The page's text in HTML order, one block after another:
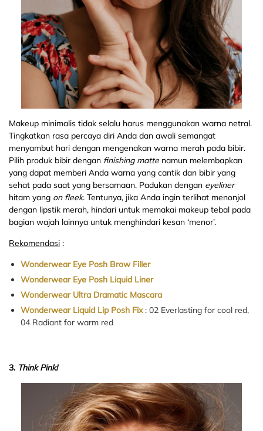
Makeup minimalis tidak selalu harus menggunakan warna netral.
Tingkatkan rasa percaya diri Anda dan awali semangat
menyambut hari dengan mengenakan warna merah pada bibir.
Pilih produk bibir dengan finishing matte namun melembapkan
yang dapat memberi Anda warna yang cantik dan bibir yang
sehat pada saat yang bersamaan. Padukan dengan eyeliner
hitam yang on fleek. Tentunya, jika Anda ingin terlihat menonjol
dengan lipstik merah, hindari untuk memakai makeup tebal pada
bagian wajah lainnya untuk menghindari kesan ‘menor’.
Rekomendasi :
Wonderwear Eye Posh Brow Filler
Wonderwear Eye Posh Liquid Liner
Wonderwear Ultra Dramatic Mascara
Wonderwear Liquid Lip Posh Fix: 02 Everlasting for cool red,
04 Radiant for warm red
3. Think Pink!